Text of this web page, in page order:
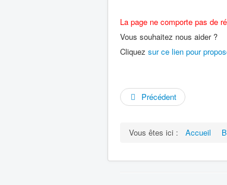
La page ne comporte pas de
Vous souhaitez nous aider ?
Cliquez sur ce lien pour
Précédent
Vous êtes ici : Accueil